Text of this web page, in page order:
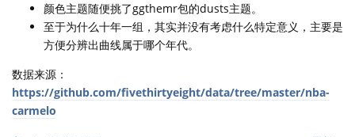
颜色主题随便挑了ggthemr包的dusts主题。
至于为什么十年一组，其实并没有考虑什么特定意义，主要是
方便分辨出曲线属于哪个年代。
数据来源：
https://github.com/fivethirtyeight/data/tree/master/nba-
carmelo